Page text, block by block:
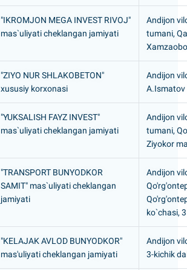
"IKROMJON MEGA INVEST RIVOJ"
mas`uliyati cheklangan jamiyati
Andijon
tumani,
"ZIYO NUR SHLAKOBETON"
xususiy korxonasi
Andijon
A.Ismatov
"YUKSALISH FAYZ INVEST"
mas`uliyati cheklangan jamiyati
Andijon
tumani,
Ziyokor
"TRANSPORT BUNYODKOR
SAMIT" mas`uliyati cheklangan
jamiyati
Andijon
ko`chasi,
"KELAJAK AVLOD BUNYODKOR"
mas'uliyati cheklangan jamiyati
Andijon
3-kichik